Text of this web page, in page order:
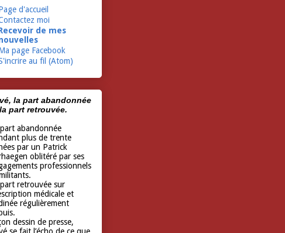
d'accueil
moi
de mes
page Facebook
au fil (Atom)
la part abandonnée
part retrouvée.
abandonnée
plus de trente
par un Patrick
oblitéré par ses
professionnels
retrouvée sur
médicale et
régulièrement
dessin de presse,
se fait l’écho de ce que